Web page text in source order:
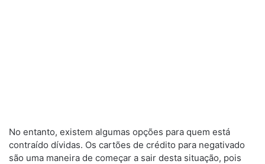
No entanto, existem algumas opções para quem está
contraído dívidas. Os cartões de crédito para negativado
são uma maneira de começar a sair desta situação, pois